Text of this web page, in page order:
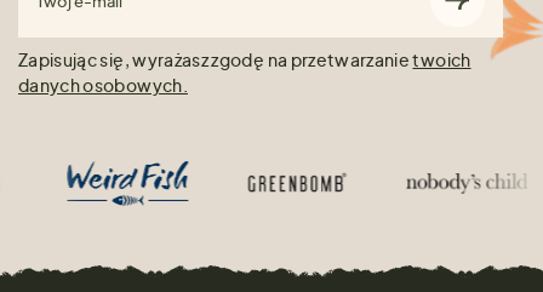
Zapisując się, wyrażasz zgodę na przetwarzanietwoich
danych osobowych.